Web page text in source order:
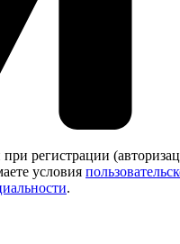
регистрации
условия
.